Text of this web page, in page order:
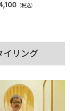
（税込）
イリング